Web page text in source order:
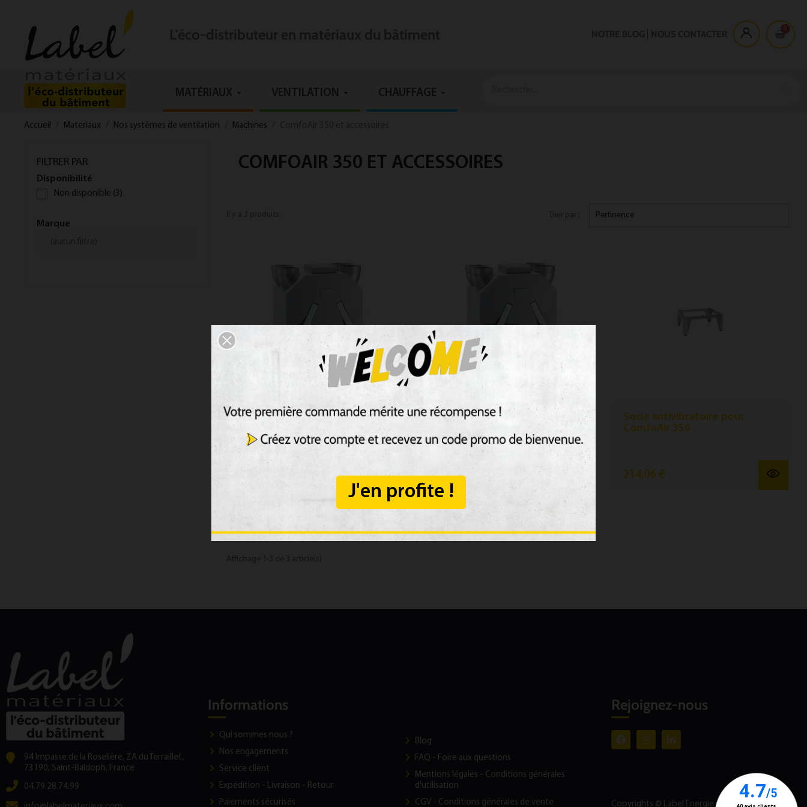
MATÉRIAUX VENTILATION CHAUFFAGE
Accueil Materiaux Nos systèmes de ventilation Machines
FILTRER PAR
Disponibilité
Non disponible (3)
Marque
COMFOAIR 350 ET ACCESSOIRES
Pertinence
ComfoAir 350 L VV version
Incluant préchauffeur et siphon et unité
de commande SA 1-3V Version gauche
ComfoAir 350 L VV version
de commande SA 1-3V Version droite
L’appareil de...
2 682,61 €
Socle antivibratoire pour
ComfoAir 350
214,06 €
94 Impasse de la Roselière, ZA du Terraillet,
73190, Saint-Baldoph, France
04.79.28.74.99
Informations
Qui sommes nous ?
Nos engagements
Service client
Expédition - Livraison - Retour
Paiements sécurisés
Blog
FAQ - Foire aux questions
Mentions légales - Conditions générales
d'utilisation
CGV - Conditions générales de vente
Rejoignez-nous
Copyrights © Label Energie
J'en profite !